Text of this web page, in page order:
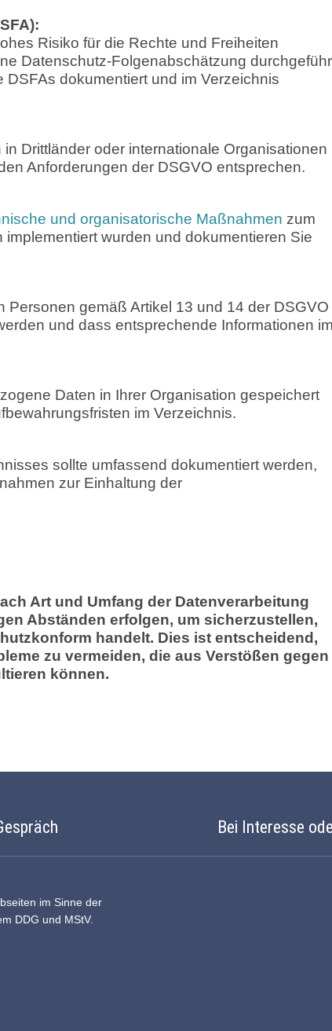
Risiko für die Rechte und Freiheiten
Datenschutz-Folgenabschätzung
dokumentiert und im Verzeichnis
Drittländer oder internationale Organisationen
Anforderungen der DSGVO entsprechen.
und organisatorische Maßnahmen zum
wurden und dokumentieren Sie
Personen gemäß Artikel 13 und 14 der DSGVO
und dass entsprechende Informationen im
Daten in Ihrer Organisation gespeichert
im Verzeichnis.
sollte umfassend dokumentiert werden,
zur Einhaltung der
Art und Umfang der Datenverarbeitung
Abständen erfolgen, um sicherzustellen,
handelt. Dies ist entscheidend,
zu vermeiden, die aus Verstößen gegen
können.
im Sinne der
DDG und MStV.
Bei Interesse